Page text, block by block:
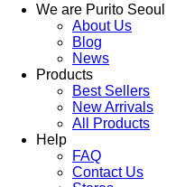
We are Purito Seoul
About Us
Blog
News
Products
Best Sellers
New Arrivals
All Products
Help
FAQ
Contact Us